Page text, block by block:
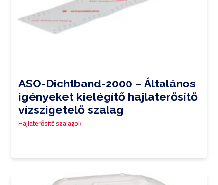
ASO-Dichtband-2000 – Általános
igényeket kielégítő hajlaterősítő
vízszigetelő szalag
Hajlaterősítő szalagok